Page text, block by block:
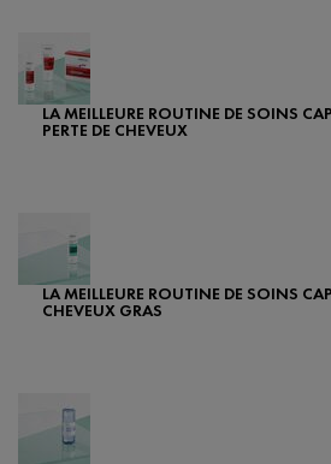
LA MEILLEURE ROUTINE DE SOINS
PERTE DE CHEVEUX
LA MEILLEURE ROUTINE DE SOINS
CHEVEUX GRAS